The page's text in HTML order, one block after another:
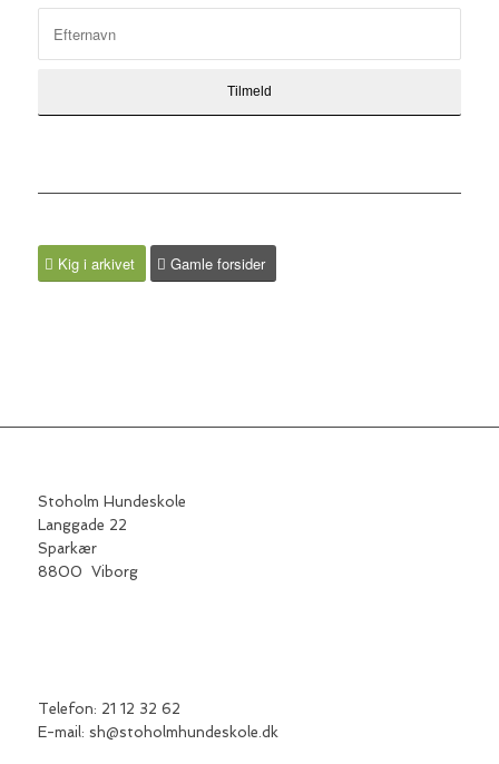
Kig i arkivet Gamle forsider
Stoholm Hundeskole
Langgade 22
Sparkær
8800 Viborg
Telefon: 21 12 32 62
E-mail: sh@stoholmhundeskole.dk